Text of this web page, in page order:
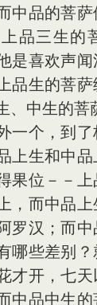
中品的菩萨
品三生的
是喜欢声
品生的菩
、中生的菩
一个，到
上生和中
果位－－
，而中品
罗汉；而
哪些差别
才开，七
中品中生